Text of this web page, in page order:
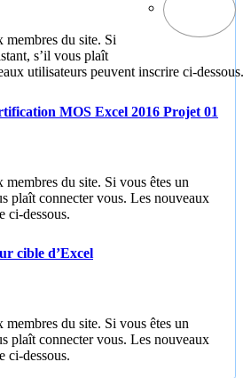
membres du site. Si
s’il vous plaît
utilisateurs peuvent inscrire ci-dessous.
MOS Excel 2016 Projet 01
membres du site. Si vous êtes un
plaît connecter vous. Les nouveaux
ci-dessous.
cible d’Excel
membres du site. Si vous êtes un
plaît connecter vous. Les nouveaux
ci-dessous.